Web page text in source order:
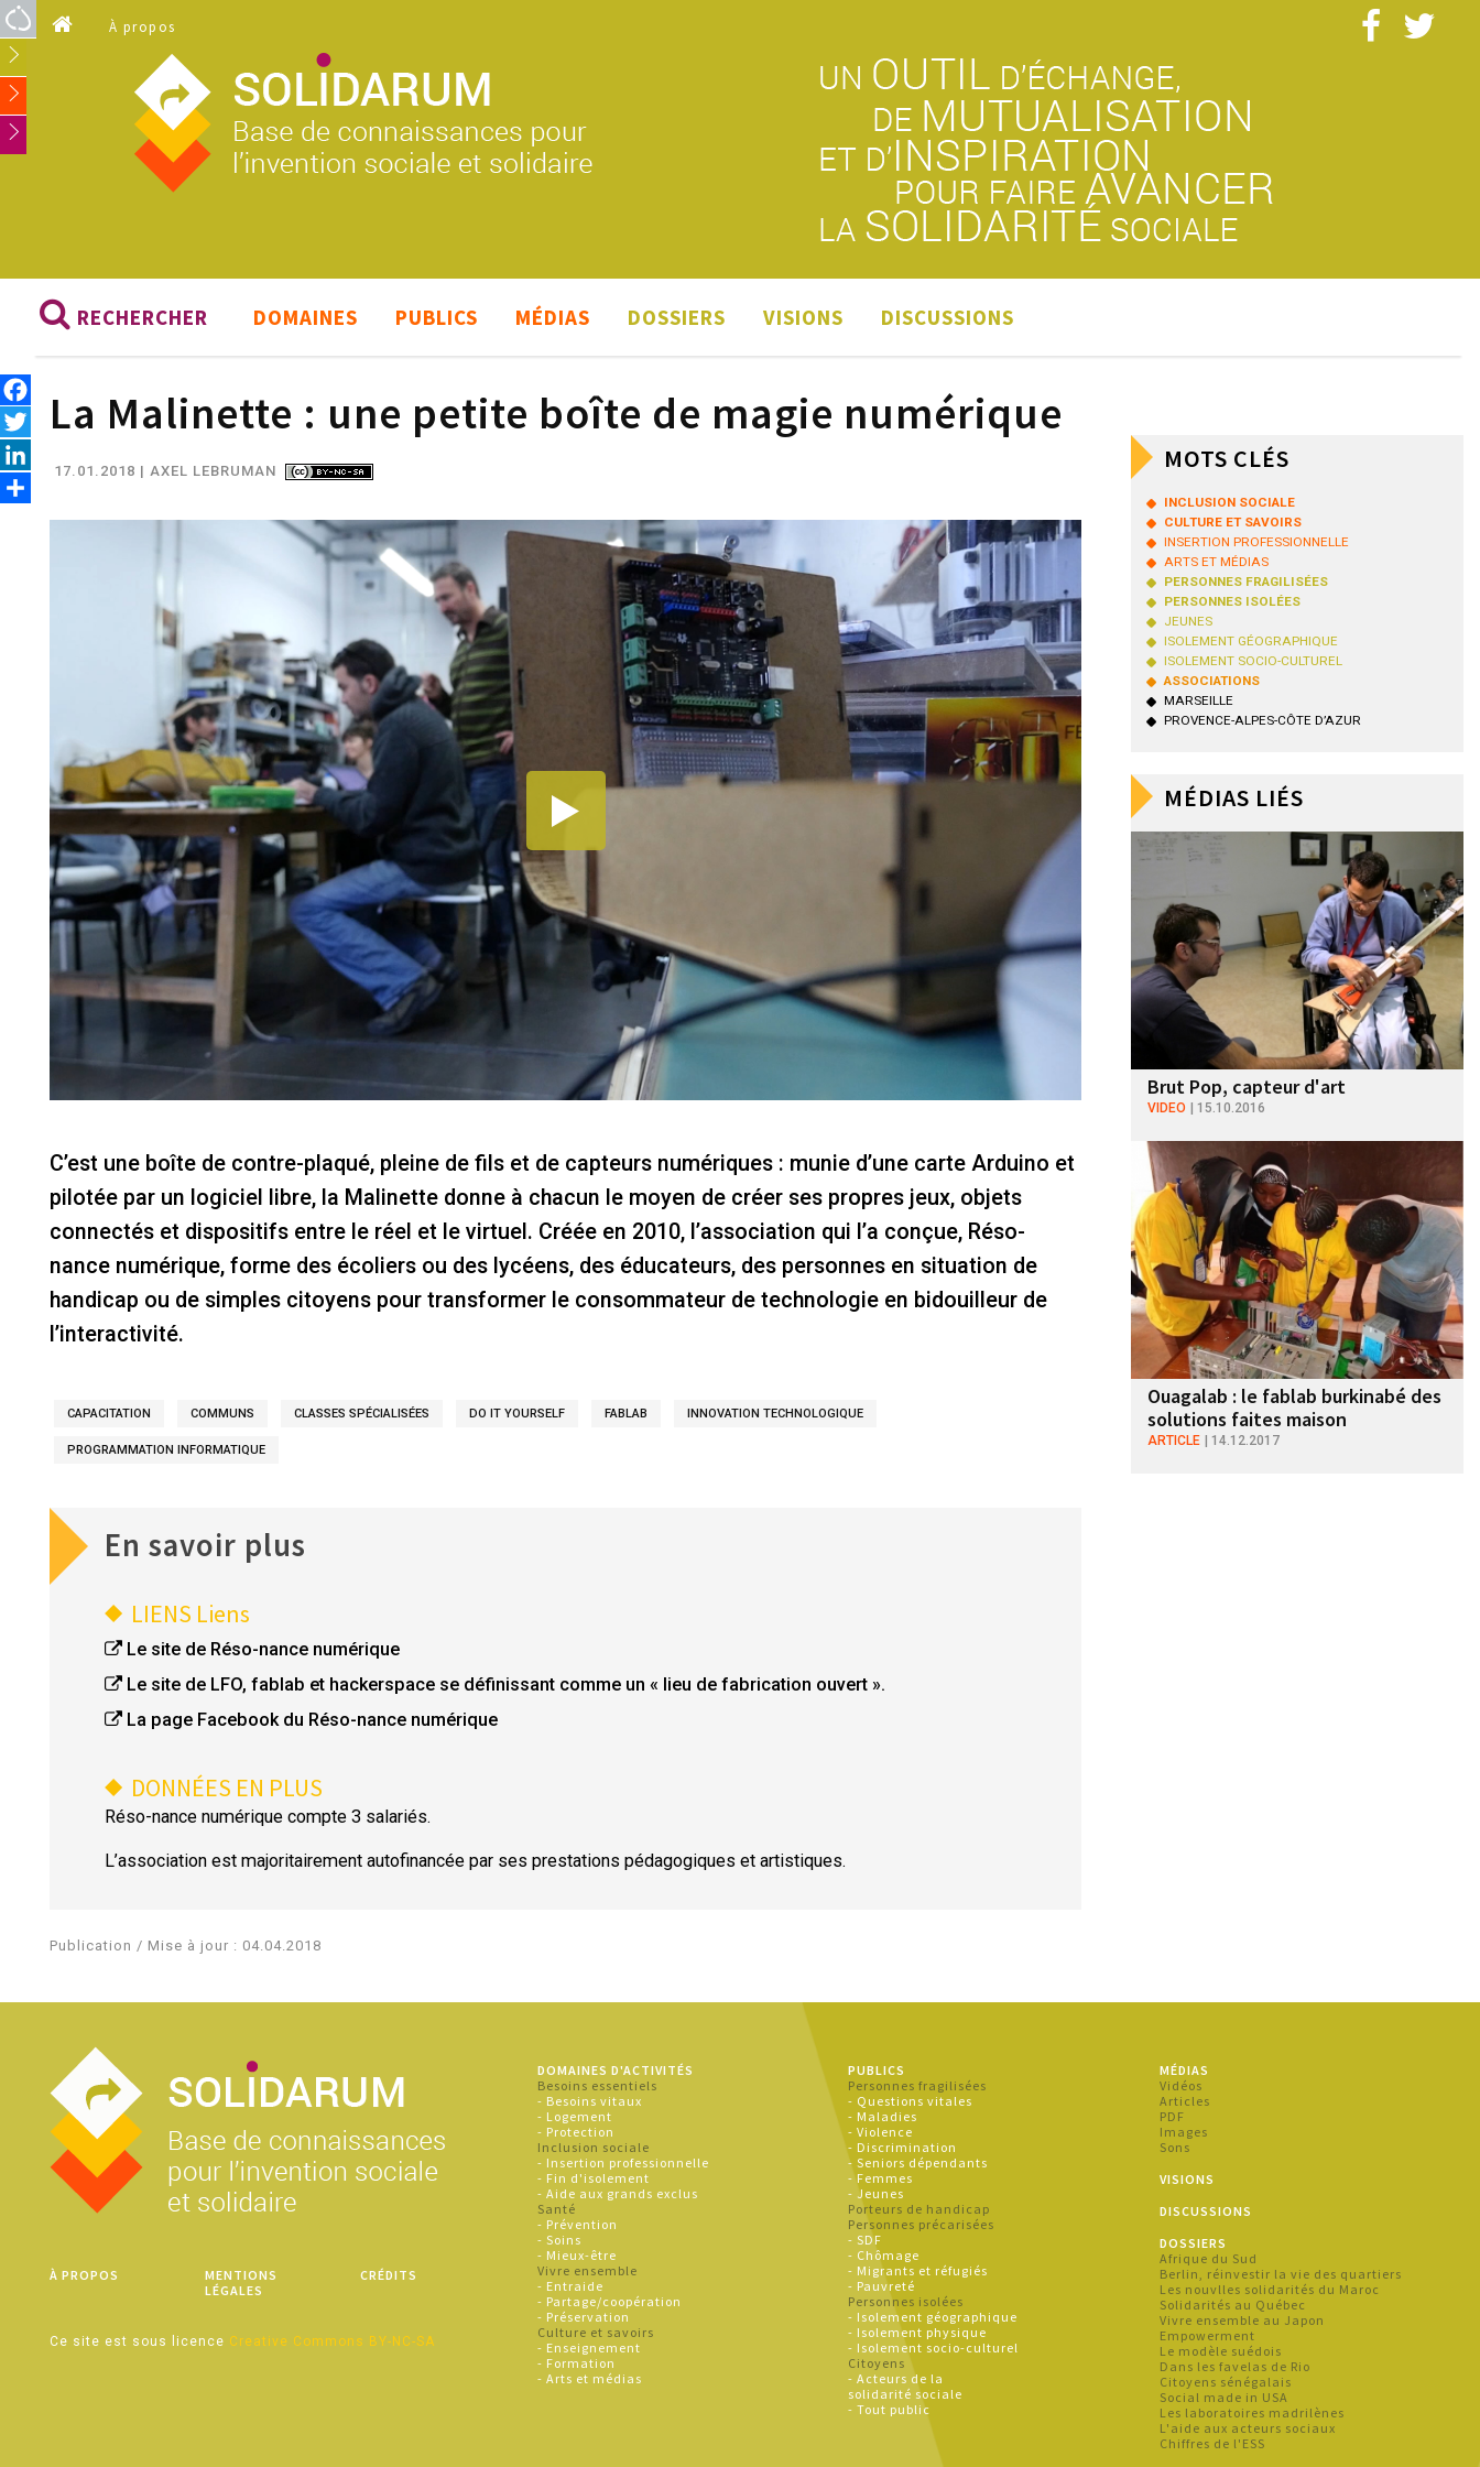
Aller au contenu principal
À propos
RECHERCHER DOMAINES PUBLICS MÉDIAS DOSSIERS VISIONS DISCUSSIONS
Twitter
La Malinette : une petite boîte de magie numérique
17.01.2018 | AXEL LEBRUMAN
C’est une boîte de contre-plaqué, pleine de fils et de capteurs numériques : munie d’une carte Arduino et
pilotée par un logiciel libre, la Malinette donne à chacun le moyen de créer ses propres jeux, objets
connectés et dispositifs entre le réel et le virtuel. Créée en 2010, l’association qui l’a conçue, Réso-
nance numérique, forme des écoliers ou des lycéens, des éducateurs, des personnes en situation de
handicap ou de simples citoyens pour transformer le consommateur de technologie en bidouilleur de
l’interactivité.
CAPACITATION COMMUNS CLASSES SPÉCIALISÉES DO IT YOURSELF FABLAB INNOVATION TECHNOLOGIQUE
PROGRAMMATION INFORMATIQUE
En savoir plus
LIENS Liens
Le site de Réso-nance numérique
Le site de LFO, fablab et hackerspace se définissant comme un « lieu de fabrication ouvert ».
La page Facebook du Réso-nance numérique
DONNÉES EN PLUS
Réso-nance numérique compte 3 salariés.
L’association est majoritairement autofinancée par ses prestations pédagogiques et artistiques.
Publication / Mise à jour : 04.04.2018
MOTS CLÉS
INCLUSION SOCIALE
CULTURE ET SAVOIRS
INSERTION PROFESSIONNELLE
ARTS ET MÉDIAS
PERSONNES FRAGILISÉES
PERSONNES ISOLÉES
JEUNES
ISOLEMENT GÉOGRAPHIQUE
ISOLEMENT SOCIO-CULTUREL
ASSOCIATIONS
MARSEILLE
PROVENCE-ALPES-CÔTE D’AZUR
MÉDIAS LIÉS
Brut Pop, capteur d'art
VIDEO 15.10.2016
Ouagalab : le fablab burkinabé des
solutions faites maison
ARTICLE 14.12.2017
À PROPOS
MENTIONS
LÉGALES
CRÉDITS
Ce site est sous licence Creative Commons BY-NC-SA
DOMAINES D'ACTIVITÉS
Besoins essentiels
- Besoins vitaux
- Logement
- Protection
Inclusion sociale
- Insertion professionnelle
- Fin d'isolement
- Aide aux grands exclus
Santé
- Prévention
- Soins
- Mieux-être
Vivre ensemble
- Entraide
- Partage/coopération
- Préservation
Culture et savoirs
- Enseignement
- Formation
- Arts et médias
PUBLICS
Personnes fragilisées
- Questions vitales
- Maladies
- Violence
- Discrimination
- Seniors dépendants
- Femmes
- Jeunes
Porteurs de handicap
Personnes précarisées
- SDF
- Chômage
- Migrants et réfugiés
- Pauvreté
Personnes isolées
- Isolement géographique
- Isolement physique
- Isolement socio-culturel
Citoyens
- Acteurs de la
solidarité sociale
- Tout public
MÉDIAS
Vidéos
Articles
PDF
Images
Sons
VISIONS
DISCUSSIONS
DOSSIERS
Afrique du Sud
Berlin, réinvestir la vie des quartiers
Les nouvlles solidarités du Maroc
Solidarités au Québec
Vivre ensemble au Japon
Empowerment
Le modèle suédois
Dans les favelas de Rio
Citoyens sénégalais
Social made in USA
Les laboratoires madrilènes
L'aide aux acteurs sociaux
Chiffres de l'ESS